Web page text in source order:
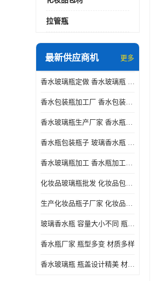
拉管瓶
最新供应商机 更多
香水玻璃瓶定做 香水玻璃瓶 瓶型多变
香水包装瓶加工厂 香水包装瓶厂家 瓶盖设计精美
香水玻璃瓶生产厂家 香水瓶设计 通常配有喷雾器或滴管
香水瓶包装瓶子 玻璃香水瓶 材质多样
香水玻璃瓶加工 香水瓶加工厂 容量大小不同
化妆品玻璃瓶批发 化妆品包材 具有良好的密封性能
生产化妆品瓶子厂家 化妆品玻璃瓶 采用塑料或玻璃材质制成
玻璃香水瓶 容量大小不同 瓶盖设计精美
香水瓶厂家 瓶型多变 材质多样
香水玻璃瓶 瓶盖设计精美 材质多样